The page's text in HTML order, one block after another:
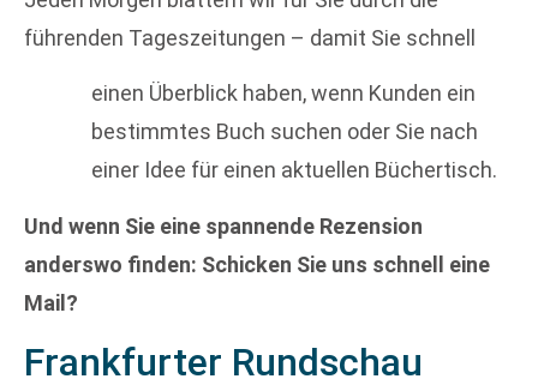
führenden Tageszeitungen – damit Sie schnell
einen Überblick haben, wenn Kunden ein
bestimmtes Buch suchen oder Sie nach
einer Idee für einen aktuellen Büchertisch.
Und wenn Sie eine spannende Rezension
anderswo finden: Schicken Sie uns schnell eine
Mail?
Frankfurter Rundschau